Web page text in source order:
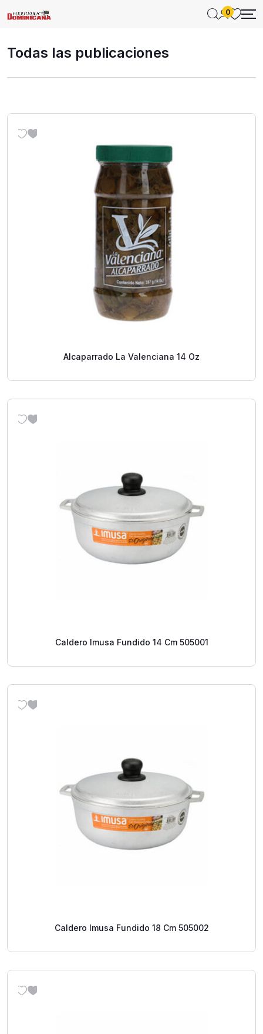
0
Todas las publicaciones
Alcaparrado La Valenciana 14 Oz
Caldero Imusa Fundido 14 Cm 505001
Caldero Imusa Fundido 18 Cm 505002